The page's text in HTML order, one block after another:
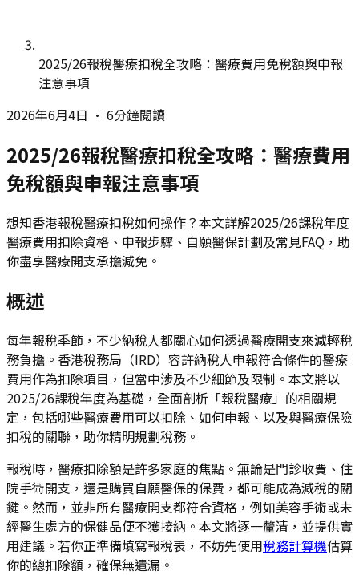
2025/26報稅醫療扣稅全攻略：醫療費用免稅額與申報
注意事項
2026年6月4日 • 6分鐘閱讀
2025/26報稅醫療扣稅全攻略：醫療費用
免稅額與申報注意事項
想知香港報稅醫療扣稅如何操作？本文詳解2025/26課稅年度
醫療費用扣除資格、申報步驟、自願醫保計劃及常見FAQ，助
你盡享醫療開支承擔減免。
概述
每年報稅季節，不少納稅人都關心如何透過醫療開支來減輕稅
務負擔。香港稅務局（IRD）容許納稅人申報符合條件的醫療
費用作為扣除項目，但當中涉及不少細節及限制。本文將以
2025/26課稅年度為基礎，全面剖析「報稅醫療」的相關規
定，包括哪些醫療費用可以扣除、如何申報、以及與醫療保險
扣稅的關聯，助你精明規劃稅務。
報稅時，醫療扣除額是許多家庭的焦點。無論是門診收費、住
院手術開支，還是購買自願醫保的保費，都可能成為減稅的關
鍵。然而，並非所有醫療開支都符合資格，例如美容手術或未
經醫生處方的保健品便不獲接納。本文將逐一釐清，並提供實
用建議。若你正準備填寫報稅表，不妨先使用稅務計算機估算
你的總扣除額，確保無遺漏。